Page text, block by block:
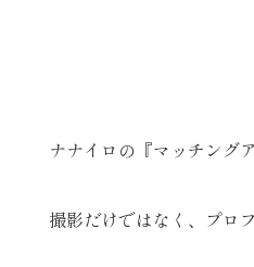
ナナイロの『マッチング
撮影だけではなく、プロ